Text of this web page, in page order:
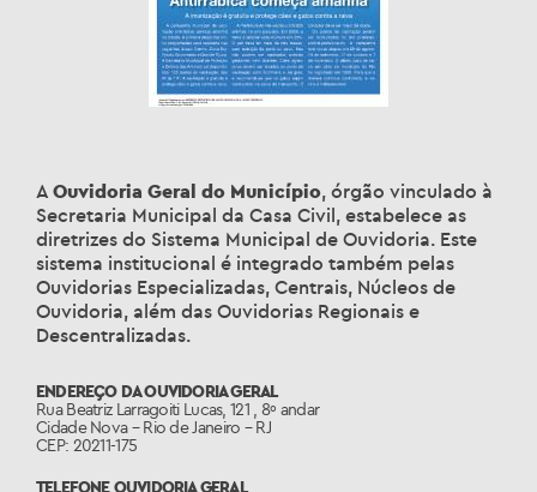
A Ouvidoria Geral do Município, órgão vinculado à
Secretaria Municipal da Casa Civil, estabelece as
diretrizes do Sistema Municipal de Ouvidoria. Este
sistema institucional é integrado também pelas
Ouvidorias Especializadas, Centrais, Núcleos de
Ouvidoria, além das Ouvidorias Regionais e
Descentralizadas.
ENDEREÇO DA OUVIDORIA GERAL
Rua Beatriz Larragoiti Lucas, 121 , 8º andar
Cidade Nova – Rio de Janeiro – RJ
CEP: 20211-175